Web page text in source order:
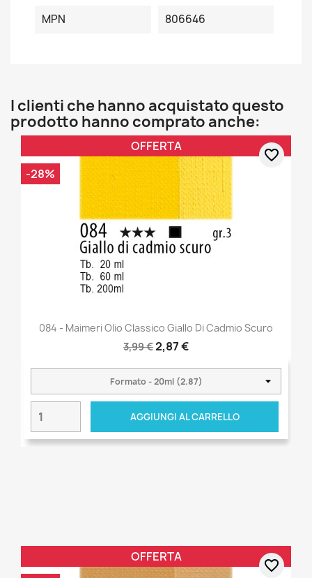
MPN 806646
I clienti che hanno acquistato questo
prodotto hanno comprato anche:
084 - Maimeri Olio Classico Giallo Di Cadmio Scuro
3,99 €2,87 €
AGGIUNGI AL CARRELLO
OFFERTA
-28%
favorite_border
OFFERTA
favorite_border